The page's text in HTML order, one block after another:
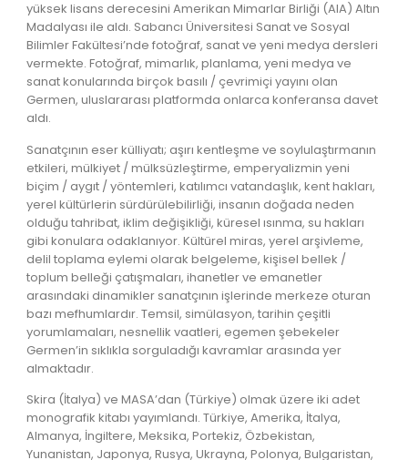
yüksek lisans derecesini Amerikan Mimarlar Birliği (AIA) Altın
Madalyası ile aldı. Sabancı Üniversitesi Sanat ve Sosyal
Bilimler Fakültesi’nde fotoğraf, sanat ve yeni medya dersleri
vermekte. Fotoğraf, mimarlık, planlama, yeni medya ve
sanat konularında birçok basılı / çevrimiçi yayını olan
Germen, uluslararası platformda onlarca konferansa davet
aldı.
Sanatçının eser külliyatı; aşırı kentleşme ve soylulaştırmanın
etkileri, mülkiyet / mülksüzleştirme, emperyalizmin yeni
biçim / aygıt / yöntemleri, katılımcı vatandaşlık, kent hakları,
yerel kültürlerin sürdürülebilirliği, insanın doğada neden
olduğu tahribat, iklim değişikliği, küresel ısınma, su hakları
gibi konulara odaklanıyor. Kültürel miras, yerel arşivleme,
delil toplama eylemi olarak belgeleme, kişisel bellek /
toplum belleği çatışmaları, ihanetler ve emanetler
arasındaki dinamikler sanatçının işlerinde merkeze oturan
bazı mefhumlardır. Temsil, simülasyon, tarihin çeşitli
yorumlamaları, nesnellik vaatleri, egemen şebekeler
Germen’in sıklıkla sorguladığı kavramlar arasında yer
almaktadır.
Skira (İtalya) ve MASA’dan (Türkiye) olmak üzere iki adet
monografik kitabı yayımlandı. Türkiye, Amerika, İtalya,
Almanya, İngiltere, Meksika, Portekiz, Özbekistan,
Yunanistan, Japonya, Rusya, Ukrayna, Polonya, Bulgaristan,